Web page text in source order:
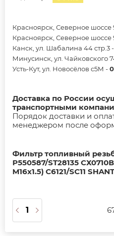
Красноярск, Северное шоссе
Красноярск, Северное шоссе
Канск, ул. Шабалина 44 стр.3 -
Минусинск, ул. Чайковского
Усть-Кут, ул. Новосёлов с5М -
Доставка по России
транспортными
Порядок доставки и
менеджером после
Фильтр топливный
Р550587/ST28135
M16х1.5) С6121/SC11